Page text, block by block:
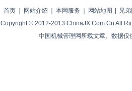
首页 网站介绍 本网服务 网站地图
兄
Copyright © 2012-2013 ChinaJX.Com.Cn All
中国机械管理网所载文章、数据